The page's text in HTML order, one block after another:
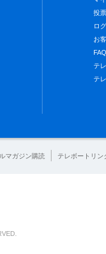
投
ロ
お
テ
テ
マガジン購読 テレボートリン